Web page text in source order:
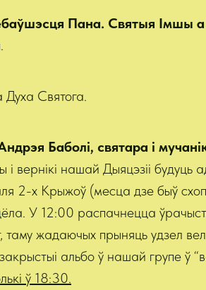
Пана. Святыя Імшы а
Духа Святога.
Баболі, святара і
і вернікі нашай Дыяцэзіі будуць
2-х Крыжоў (месца дзе быў
У 12:00 распачнецца
жадаючых прыняць удзел
альбо ў нашай групе ў
ў 18:30.